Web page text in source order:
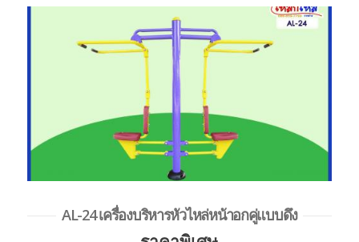
AL-24 เครื่องบริหารหัวไหล่หน้าอกคู่แบบดึง